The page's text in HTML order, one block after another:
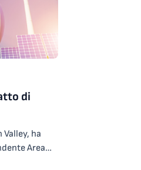
di
ha
Area